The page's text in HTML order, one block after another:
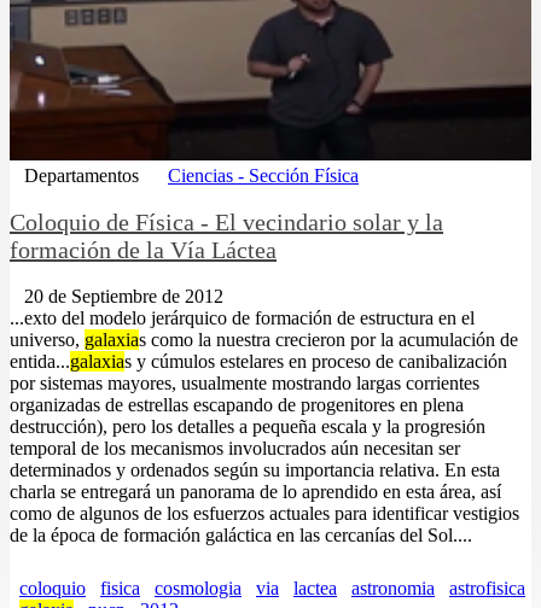
Departamentos Ciencias - Sección Física
Coloquio de Física - El vecindario solar y la
formación de la Vía Láctea
20 de Septiembre de 2012
...exto del modelo jerárquico de formación de estructura en el
universo, galaxias como la nuestra crecieron por la acumulación de
entida...galaxias y cúmulos estelares en proceso de canibalización
por sistemas mayores, usualmente mostrando largas corrientes
organizadas de estrellas escapando de progenitores en plena
destrucción), pero los detalles a pequeña escala y la progresión
temporal de los mecanismos involucrados aún necesitan ser
determinados y ordenados según su importancia relativa. En esta
charla se entregará un panorama de lo aprendido en esta área, así
como de algunos de los esfuerzos actuales para identificar vestigios
de la época de formación galáctica en las cercanías del Sol....
coloquio fisica cosmologia via lactea astronomia
astrofisica